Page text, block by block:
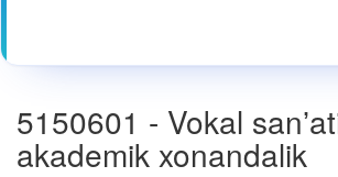
5150601 - Vokal
akademik xonandalik